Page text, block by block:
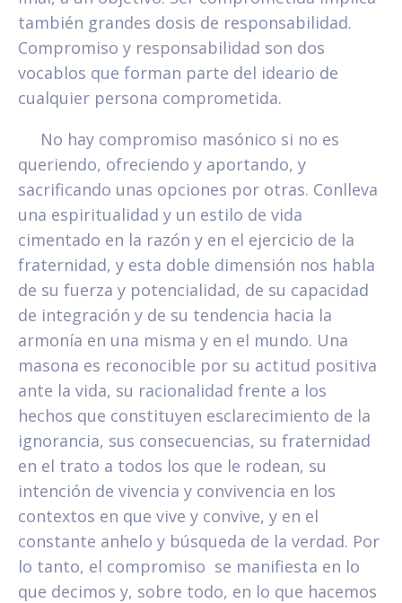
también grandes dosis de responsabilidad.
Compromiso y responsabilidad son dos
vocablos que forman parte del ideario de
cualquier persona comprometida.
No hay compromiso masónico si no es
queriendo, ofreciendo y aportando, y
sacrificando unas opciones por otras. Conlleva
una espiritualidad y un estilo de vida
cimentado en la razón y en el ejercicio de la
fraternidad, y esta doble dimensión nos habla
de su fuerza y potencialidad, de su capacidad
de integración y de su tendencia hacia la
armonía en una misma y en el mundo. Una
masona es reconocible por su actitud positiva
ante la vida, su racionalidad frente a los
hechos que constituyen esclarecimiento de la
ignorancia, sus consecuencias, su fraternidad
en el trato a todos los que le rodean, su
intención de vivencia y convivencia en los
contextos en que vive y convive, y en el
constante anhelo y búsqueda de la verdad. Por
lo tanto, el compromiso se manifiesta en lo
que decimos y, sobre todo, en lo que hacemos